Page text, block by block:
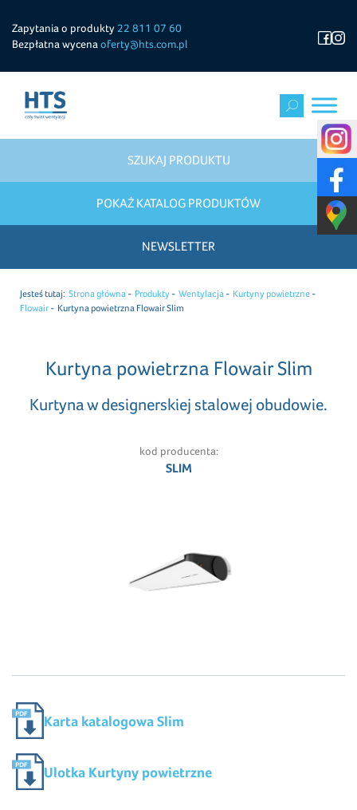
Zapytania o produkty 22 811 07 60
Bezpłatna wycena oferty@hts.com.pl
SZUKAJ PRODUKTU
POKAŻ KATALOG PRODUKTÓW
NEWSLETTER
Jesteś tutaj: Strona główna Produkty Wentylacja
Kurtyny powietrzne
Flowair
Kurtyna powietrzna Flowair Slim
Kurtyna powietrzna Flowair Slim
Kurtyna w designerskiej stalowej obudowie.
kod producenta:
SLIM
Karta katalogowa Slim
Ulotka Kurtyny powietrzne